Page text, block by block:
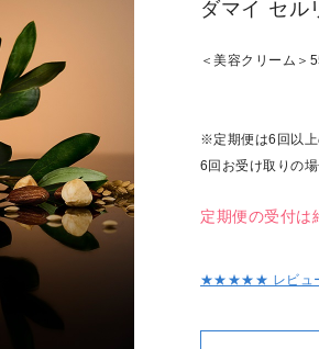
ダマイ セル
＜美容クリーム＞
※定期便は6回以上
6回お受け取りの場
定期便の受付は
★★★★★ レビュー